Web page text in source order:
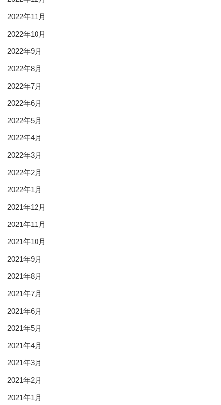
2022年11月
2022年10月
2022年9月
2022年8月
2022年7月
2022年6月
2022年5月
2022年4月
2022年3月
2022年2月
2022年1月
2021年12月
2021年11月
2021年10月
2021年9月
2021年8月
2021年7月
2021年6月
2021年5月
2021年4月
2021年3月
2021年2月
2021年1月